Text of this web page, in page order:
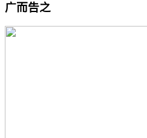
广而告之